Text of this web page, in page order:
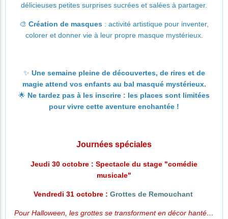
délicieuses petites surprises sucrées et salées à partager.
🎨 Création de masques : activité artistique pour inventer,
colorer et donner vie à leur propre masque mystérieux.
✨ Une semaine pleine de découvertes, de rires et de
magie attend vos enfants au bal masqué mystérieux.
🌟 Ne tardez pas à les inscrire : les places sont limitées
pour vivre cette aventure enchantée !
Journées spéciales
Jeudi 30 octobre : Spectacle du stage "comédie
musicale"
Vendredi 31 octobre : Grottes de Remouchant
Pour Halloween, les grottes se transforment en décor hanté…